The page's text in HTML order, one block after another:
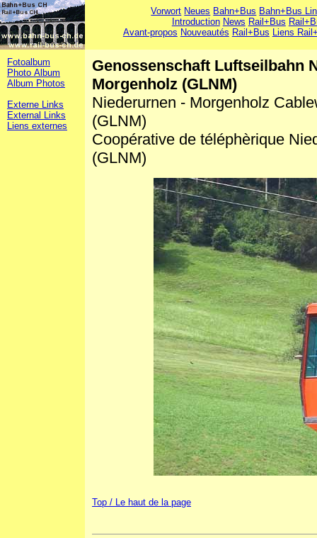
Vorwort Neues Bahn+Bus Bahn+Bus
Introduction News Rail+Bus
Avant-propos Nouveautés Rail+Bus Liens
Fotoalbum
Photo Album
Album Photos
Externe Links
External Links
Liens externes
Genossenschaft Luftseilbahn
Morgenholz (GLNM)
Niederurnen - Morgenholz
(GLNM)
Coopérative de téléphèrique
(GLNM)
Top / Le haut de la page